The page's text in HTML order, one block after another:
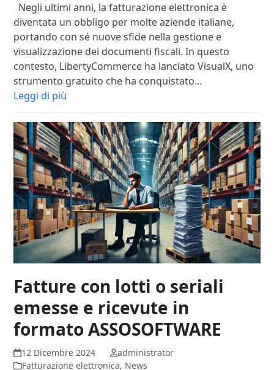
Negli ultimi anni, la fatturazione elettronica è
diventata un obbligo per molte aziende italiane,
portando con sé nuove sfide nella gestione e
visualizzazione dei documenti fiscali. In questo
contesto, LibertyCommerce ha lanciato VisualX, uno
strumento gratuito che ha conquistato…
Leggi di più
Fatture con lotti o seriali
emesse e ricevute in
formato ASSOSOFTWARE
12 Dicembre 2024
administrator
Fatturazione elettronica, News